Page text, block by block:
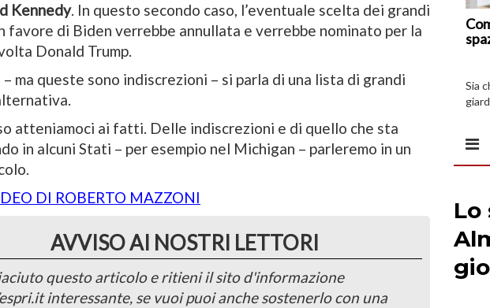
Kennedy. In questo secondo caso, l’eventuale scelta dei grandi
favore di Biden verrebbe annullata e verrebbe nominato per la
Donald Trump.
ma queste sono indiscrezioni – si parla di una lista di grandi
atteniamoci ai fatti. Delle indiscrezioni e di quello che sta
in alcuni Stati – per esempio nel Michigan – parleremo in un
DI ROBERTO MAZZONI
AVVISO AI NOSTRI LETTORI
questo articolo e ritieni il sito d'informazione
interessante, se vuoi puoi anche sostenerlo con una
Sia